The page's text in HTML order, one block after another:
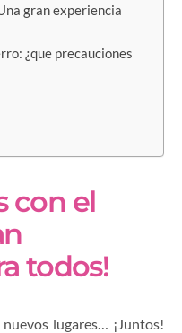
gran experiencia
¿que precauciones
con el
todos!
lugares… ¡Juntos!